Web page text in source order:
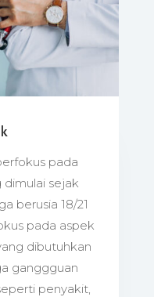
pada
dimulai sejak
berusia 18/21
pada aspek
dibutuhkan
ganggguan
penyakit,